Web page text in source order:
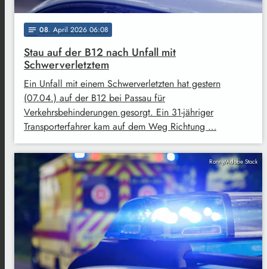
notes 08. April 2026 06:08
Stau auf der B12 nach Unfall mit
Schwerverletztem
Ein Unfall mit einem Schwerverletzten hat gestern
(07.04.) auf der B12 bei Passau für
Verkehrsbehinderungen gesorgt. Ein 31-jähriger
Transporterfahrer kam auf dem Weg Richtung …
Ronny/Adobe Stock